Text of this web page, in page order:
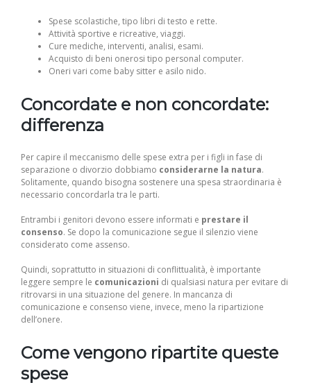
Spese scolastiche, tipo libri di testo e rette.
Attività sportive e ricreative, viaggi.
Cure mediche, interventi, analisi, esami.
Acquisto di beni onerosi tipo personal computer.
Oneri vari come baby sitter e asilo nido.
Concordate e non concordate:
differenza
Per capire il meccanismo delle spese extra per i figli in fase di
separazione o divorzio dobbiamo considerarne la natura.
Solitamente, quando bisogna sostenere una spesa straordinaria è
necessario concordarla tra le parti.
Entrambi i genitori devono essere informati e prestare il
consenso. Se dopo la comunicazione segue il silenzio viene
considerato come assenso.
Quindi, soprattutto in situazioni di conflittualità, è importante
leggere sempre le comunicazioni di qualsiasi natura per evitare di
ritrovarsi in una situazione del genere. In mancanza di
comunicazione e consenso viene, invece, meno la ripartizione
dell’onere.
Come vengono ripartite queste
spese